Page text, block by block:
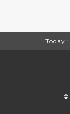
Today :